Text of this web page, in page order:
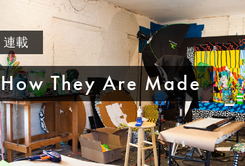
連載
How They Are Made